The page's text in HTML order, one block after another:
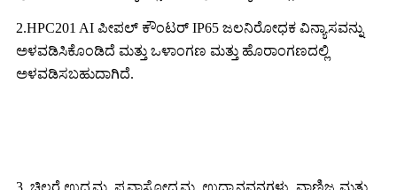
2.HPC201 AI ಪೀಪಲ್ ಕೌಂಟರ್ IP65 ಜಲನಿರೋಧಕ ವಿನ್ಯಾಸವನ್ನು
ಅಳವಡಿಸಿಕೊಂಡಿದೆ ಮತ್ತು ಒಳಾಂಗಣ ಮತ್ತು ಹೊರಾಂಗಣದಲ್ಲಿ
ಅಳವಡಿಸಬಹುದಾಗಿದೆ.